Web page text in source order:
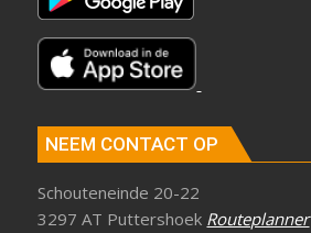
NEEM CONTACT OP
Schouteneinde 20-22
3297 AT Puttershoek Routeplanner